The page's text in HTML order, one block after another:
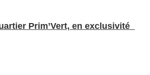
Prim’Vert, en exclusivité